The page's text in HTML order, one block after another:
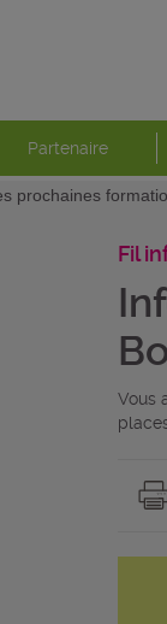
Partenaire
prochaines
Fil
Vous